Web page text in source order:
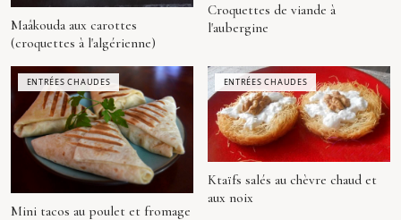
Maâkouda aux carottes
(croquettes à l'algérienne)
Croquettes de viande à
l'aubergine
ENTRÉES CHAUDES
Mini tacos au poulet et fromage
ENTRÉES CHAUDES
Ktaïfs salés au chèvre chaud et
aux noix